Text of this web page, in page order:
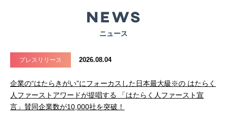
ニュース
プレスリリース 2026.08.04
企業の“はたらきがい”にフォーカスした日本最大級※の はたらく
人ファーストアワードが提唱する 「はたらく人ファースト宣
言」賛同企業数が10,000社を突破！